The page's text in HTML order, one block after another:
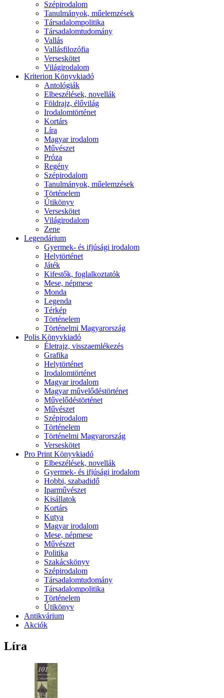
Szépirodalom
Tanulmányok, műelemzések
Társadalompolitika
Társadalomtudomány
Vallás
Vallásfilozófia
Verseskötet
Világirodalom
Kriterion Könyvkiadó
Antológiák
Elbeszélések, novellák
Földrajz, élővilág
Irodalomtörténet
Kortárs
Líra
Magyar irodalom
Művészet
Próza
Regény
Szépirodalom
Tanulmányok, műelemzések
Történelem
Útikönyv
Verseskötet
Világirodalom
Zene
Legendárium
Gyermek- és ifjúsági irodalom
Helytörténet
Játék
Kifestők, foglalkoztatók
Mese, népmese
Monda
Legenda
Térkép
Történelem
Történelmi Magyarország
Polis Könyvkiadó
Életrajz, visszaemlékezés
Grafika
Helytörténet
Irodalomtörténet
Magyar irodalom
Magyar művelődéstörténet
Művelődéstörténet
Művészet
Szépirodalom
Történelem
Történelmi Magyarország
Verseskötet
Pro Print Könyvkiadó
Elbeszélések, novellák
Gyermek- és ifjúsági irodalom
Hobbi, szabadidő
Iparművészet
Kisállatok
Kortárs
Kutya
Magyar irodalom
Mese, népmese
Művészet
Politika
Szakácskönyv
Szépirodalom
Társadalomtudomány
Társadalompolitika
Történelem
Útikönyv
Antikvárium
Akciók
Líra